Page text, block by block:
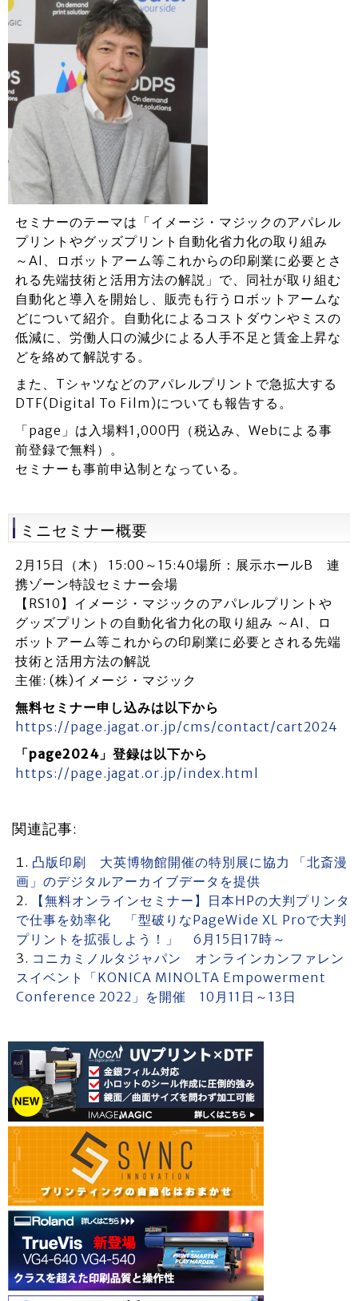
セミナーのテーマは「イメージ・マジックのアパレル
プリントやグッズプリント自動化省力化の取り組み
～AI、ロボットアーム等これからの印刷業に必要とさ
れる先端技術と活用方法の解説」で、同社が取り組む
自動化と導入を開始し、販売も行うロボットアームな
どについて紹介。自動化によるコストダウンやミスの
低減に、労働人口の減少による人手不足と賃金上昇な
どを絡めて解説する。
また、Tシャツなどのアパレルプリントで急拡大する
DTF(Digital To Film)についても報告する。
「page」は入場料1,000円（税込み、Webによる事
前登録で無料）。
セミナーも事前申込制となっている。
ミニセミナー概要
2月15日（木） 15:00～15:40場所：展示ホールB 連
携ゾーン特設セミナー会場
【RS10】イメージ・マジックのアパレルプリントや
グッズプリントの自動化省力化の取り組み ～AI、ロ
ボットアーム等これからの印刷業に必要とされる先端
技術と活用方法の解説
主催: (株)イメージ・マジック
無料セミナー申し込みは以下から
https://page.jagat.or.jp/cms/contact/cart2024
「page2024」登録は以下から
https://page.jagat.or.jp/index.html
関連記事:
凸版印刷 大英博物館開催の特別展に協力 「北斎漫
画」のデジタルアーカイブデータを提供
【無料オンラインセミナー】日本HPの大判プリンタ
で仕事を効率化 「型破りなPageWide XL Proで大判
プリントを拡張しよう！」 6月15日17時～
コニカミノルタジャパン オンラインカンファレン
スイベント「KONICA MINOLTA Empowerment
Conference 2022」を開催 10月11日～13日